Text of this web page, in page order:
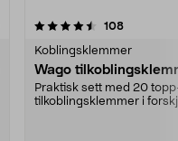
108
Koblingsklemmer
Wago
Praktisk sett med 20
tilkoblingsklemmer i
4.5 av 5 stjerner